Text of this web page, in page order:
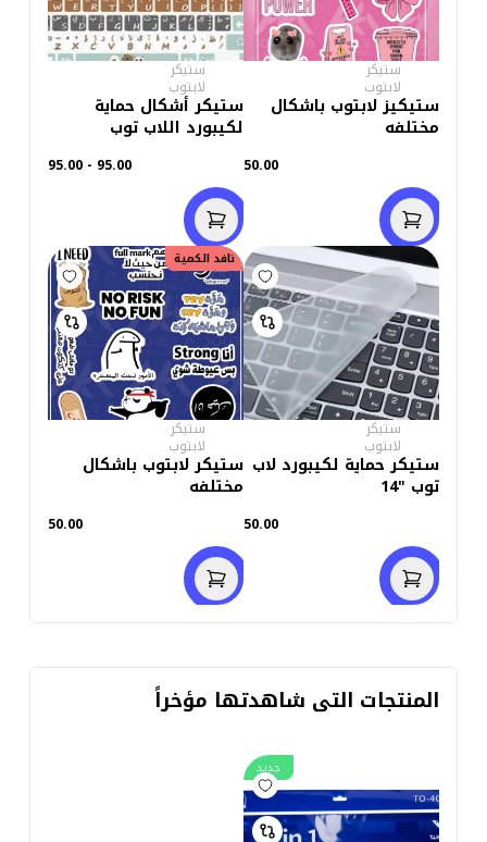
ستيكر
لابتوب
ستيكيز لابتوب باشكال
مختلفه
50.00
ستيكر
لابتوب
ستيكر أشكال حماية
لكيبورد اللاب توب
95.00 - 95.00
ستيكر
لابتوب
ستيكر حماية لكيبورد لاب
توب "14
50.00
نافد الكمية
ستيكر
لابتوب
ستيكر لابتوب باشكال
مختلفه
50.00
المنتجات التى شاهدتها مؤخراً
جديد